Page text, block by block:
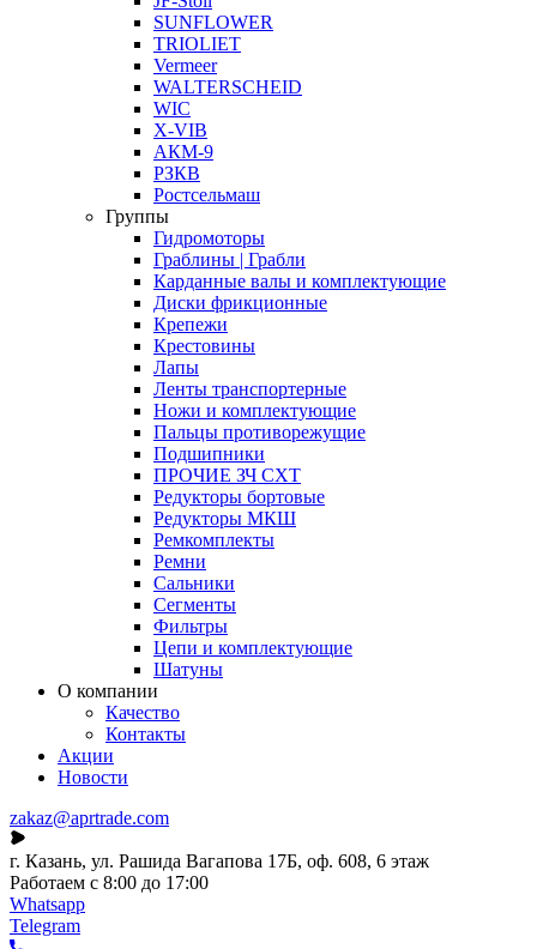
SUNFLOWER
TRIOLIET
Vermeer
WALTERSCHEID
WIC
X-VIB
АКМ-9
РЗКВ
Ростсельмаш
Группы
Гидромоторы
Граблины | Грабли
Карданные валы и комплектующие
Диски фрикционные
Крепежи
Крестовины
Лапы
Ленты транспортерные
Ножи и комплектующие
Пальцы противорежущие
Подшипники
ПРОЧИЕ ЗЧ СХТ
Редукторы бортовые
Редукторы МКШ
Ремкомплекты
Ремни
Сальники
Сегменты
Фильтры
Цепи и комплектующие
Шатуны
О компании
Качество
Контакты
Акции
Новости
zakaz@aprtrade.com
г. Казань, ул. Рашида Вагапова 17Б, оф. 608, 6 этаж
Работаем с 8:00 до 17:00
Whatsapp
Telegram